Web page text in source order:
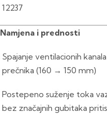
12237
Namjena i prednosti
Spajanje ventilacionih
prečnika (160 → 150 mm)
Postepeno suženje toka
bez značajnih gubitaka